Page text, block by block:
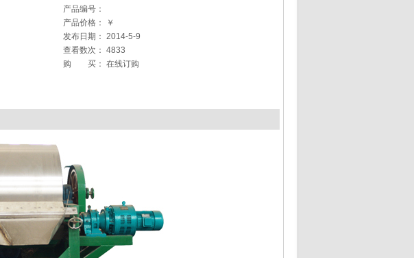
产品编号：
产品价格：
￥
发布日期： 2014-5-9
查看数次： 4833
购 买： 在线订购